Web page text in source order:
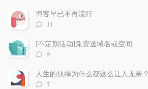
文
章
博客早已不再流行
评
数：
11
[不定期活动]免费送域名或空间
评
数：
9
人生的抉择为什么都这么让人无奈？
评
7